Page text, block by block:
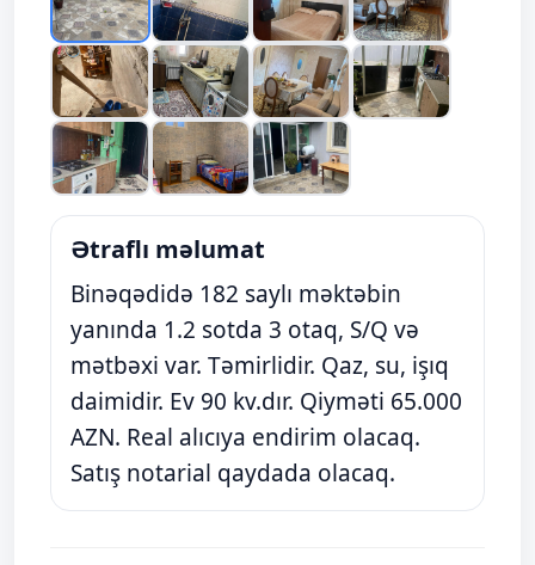
Ətraflı məlumat
Binəqədidə 182 saylı məktəbin
yanında 1.2 sotda 3 otaq, S/Q və
mətbəxi var. Təmirlidir. Qaz, su, işıq
daimidir. Ev 90 kv.dır. Qiyməti 65.000
AZN. Real alıcıya endirim olacaq.
Satış notarial qaydada olacaq.